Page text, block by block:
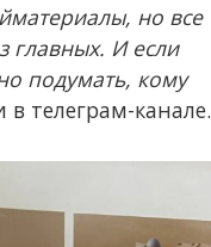
но все
главных. И если
подумать, кому
телеграм-канале.